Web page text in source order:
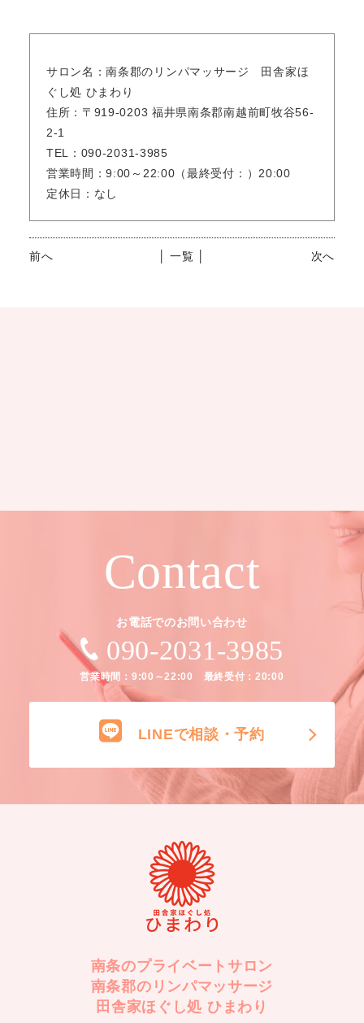
サロン名：南条郡のリンパマッサージ 田舎家ほ
ぐし処 ひまわり
住所：〒919-0203 福井県南条郡南越前町牧谷56-
2-1
TEL：090-2031-3985
営業時間：9:00～22:00（最終受付：）20:00
定休日：なし
前へ 次へ
│ 一覧 │
Contact
お電話でのお問い合わせ
090-2031-3985
営業時間：9:00～22:00 最終受付：20:00
LINEで相談・予約
南条のプライベートサロン
南条郡のリンパマッサージ
田舎家ほぐし処 ひまわり